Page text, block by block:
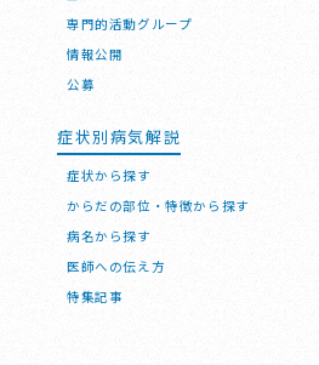
専門的活動グループ
情報公開
公募
症状別病気解説
症状から探す
からだの部位・特徴から探す
病名から探す
医師への伝え方
特集記事